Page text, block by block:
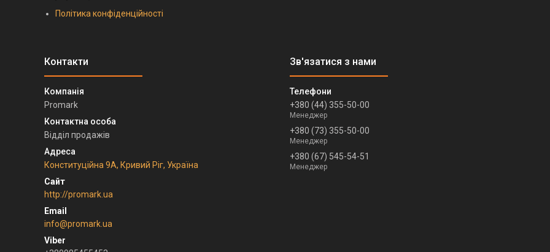
Політика конфіденційності
Promark
Відділ продажів
Конституційна 9А, Кривий Ріг, Україна
http://promark.ua
info@promark.ua
+380 (44) 355-50-00
Менеджер
+380 (73) 355-50-00
Менеджер
+380 (67) 545-54-51
Менеджер